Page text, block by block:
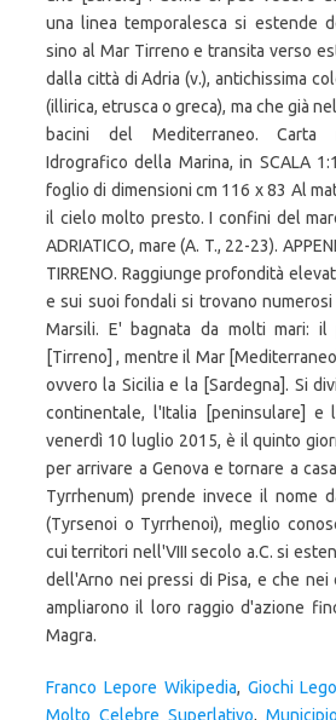
una linea temporalesca si estende
sino al Mar Tirreno e transita verso
dalla città di Adria (v.), antichissima
(illirica, etrusca o greca), ma che già
bacini del Mediterraneo. Carta
Idrografico della Marina, in SCALA
foglio di dimensioni cm 116 x 83 Al
il cielo molto presto. I confini del
ADRIATICO, mare (A. T., 22-23).
TIRRENO. Raggiunge profondità
e sui suoi fondali si trovano
Marsili. E' bagnata da molti mari:
[Tirreno] , mentre il Mar
ovvero la Sicilia e la [Sardegna]. Si
continentale, l'Italia [peninsulare] e
venerdì 10 luglio 2015, è il quinto
per arrivare a Genova e tornare a
Tyrrhenum) prende invece il nome
(Tyrsenoi o Tyrrhenoi), meglio
cui territori nell'VIII secolo a.C. si
dell'Arno nei pressi di Pisa, e che nei
ampliarono il loro raggio d'azione
Magra.
Franco Lepore Wikipedia, Giochi
Molto Celebre Superlativo,